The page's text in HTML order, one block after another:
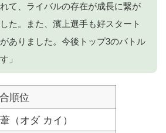
て、ライバルの存在が成長に繋が
た。また、濱上選手も好スタート
ありました。今後トップ3のバトル
」
順位
（オダ カイ）